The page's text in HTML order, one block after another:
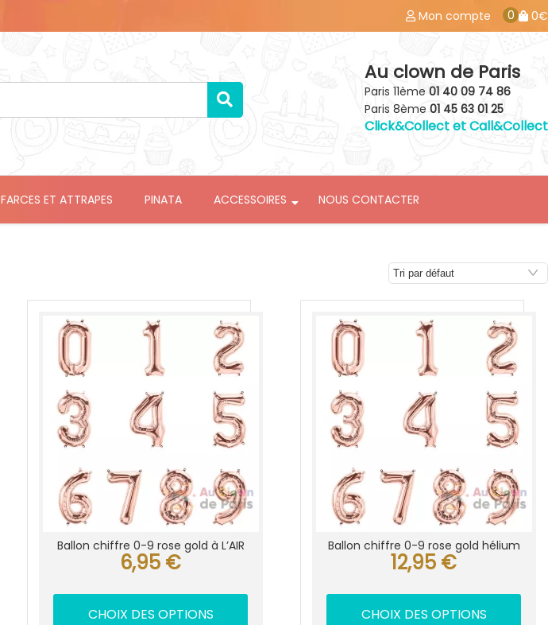
Mon compte 0 0€
Au clown de Paris
Paris 11ème 01 40 09 74 86
Paris 8ème 01 45 63 01 25
Click&Collect et Call&Collect
FARCES ET ATTRAPES PINATA ACCESSOIRES NOUS CONTACTER
Ballon chiffre 0-9 rose gold à L’AIR
6,95 €
CHOIX DES OPTIONS
Ballon chiffre 0-9 rose gold hélium
12,95 €
CHOIX DES OPTIONS